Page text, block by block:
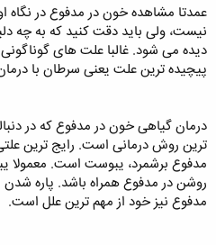
عمدتا مشاهده خون در مدفوع در نگاه
نیست، ولی باید دقت کنید که به چه
دیده می شود. غالبا علت های
پیچیده ترین علت یعنی سرطان با
درمان گیاهی خون در مدفوع که در
ترین روش درمانی است. رایج ترین
مدفوع برشمرد، یبوست است. معمولا
روشن در مدفوع همراه باشد. پاره
مدفوع نیز خود از مهم ترین علل است.